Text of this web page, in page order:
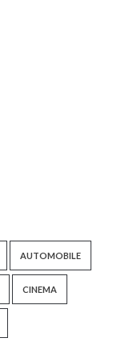
AUTOMOBILE
CINEMA